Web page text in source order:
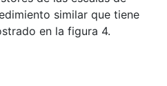
similar que tiene
en la figura 4.